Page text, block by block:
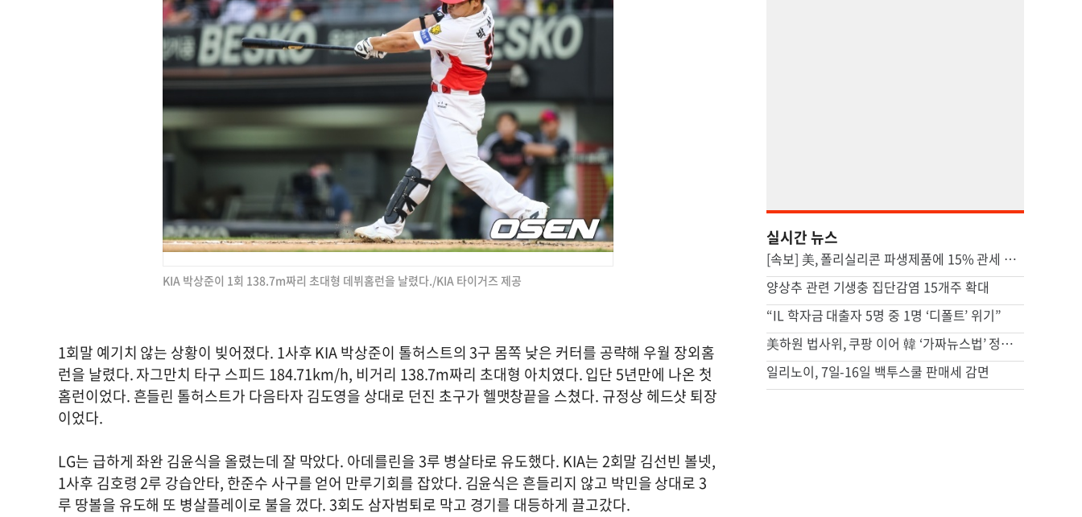
KIA 박상준이 1회 138.7m짜리 초대형 데뷔홈런을 날렸다./KIA 타이거즈 제공
1회말 예기치 않는 상황이 빚어졌다. 1사후 KIA 박상준이 톨허스트의 3구 몸쪽 낮은 커터를 공략해 우월 장외홈
런을 날렸다. 자그만치 타구 스피드 184.71km/h, 비거리 138.7m짜리 초대형 아치였다. 입단 5년만에 나온 첫
홈런이었다. 흔들린 톨허스트가 다음타자 김도영을 상대로 던진 초구가 헬맷창끝을 스쳤다. 규정상 헤드샷 퇴장
이었다.
LG는 급하게 좌완 김윤식을 올렸는데 잘 막았다. 아데를린을 3루 병살타로 유도했다. KIA는 2회말 김선빈 볼넷,
1사후 김호령 2루 강습안타, 한준수 사구를 얻어 만루기회를 잡았다. 김윤식은 흔들리지 않고 박민을 상대로 3
루 땅볼을 유도해 또 병살플레이로 불을 껐다. 3회도 삼자범퇴로 막고 경기를 대등하게 끌고갔다.
실시간 뉴스
[속보] 美, 폴리실리콘 파생제품에 15% 관세 부과…120일 뒤 발효
양상추 관련 기생충 집단감염 15개주 확대
“IL 학자금 대출자 5명 중 1명 ‘디폴트’ 위기”
美하원 법사위, 쿠팡 이어 韓 ‘가짜뉴스법’ 정조준…“美 기업 겨냥”
일리노이, 7일-16일 백투스쿨 판매세 감면